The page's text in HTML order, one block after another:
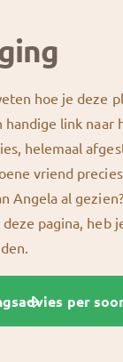
hoe je deze
handige link naar
helemaal
vriend
Angela al
pagina, heb
per